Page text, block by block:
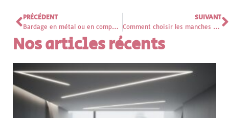
PRÉCÉDENT
Bardage en métal ou en composite : comparatif complet pour votre façade métallique
SUIVANT
Comment choisir les manches filtrantes adaptees pour vos besoins industriels
Nos articles récents